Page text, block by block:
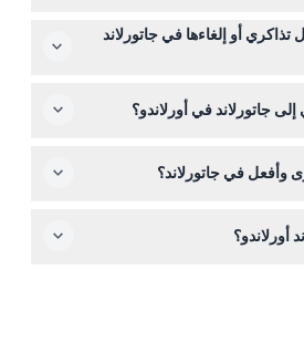
عامًا أو أكبر، ويدفع الأطفال من عمر 3 سنوات فما فوق نفس
الذين عمرهم سنتان وأقل يدخلون
أو إلغاءها في جاتورلاند
جاتورلاند في أورلاندو؟
مترطبًا أثناء زيارتك.
وأفعل في جاتورلاند؟
البيضاء النادرة، استمتع بعروض
أورلاندو؟